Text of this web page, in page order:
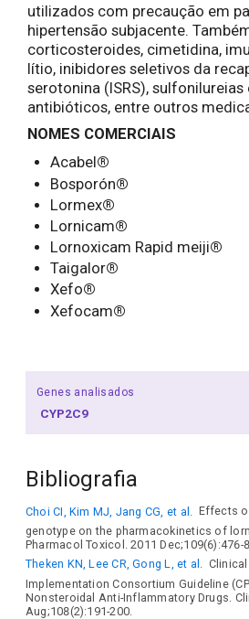
utilizados com precaução em
hipertensão subjacente.
corticosteroides, cimetidina,
lítio, inibidores seletivos da
serotonina (ISRS), sulfonilureias
antibióticos, entre outros
NOMES COMERCIAIS
Acabel ®
Bosporón®
Lormex®
Lornicam®
Lornoxicam Rapid meiji®
Taigalor®
Xefo®
Xefocam®
Genes analisados
CYP2C9
Bibliografia
Choi CI, Kim MJ, Jang CG, et al.
Effects
genotype on the pharmacokinetics of
Pharmacol Toxicol. 2011 Dec;109(6):476-
Theken KN, Lee CR, Gong L, et al.
Implementation Consortium Guideline
Nonsteroidal Anti-Inflammatory Drugs.
Aug;108(2):191-200.